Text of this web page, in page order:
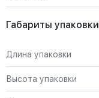
Габариты упаковки
Длина упаковки
Высота упаковки